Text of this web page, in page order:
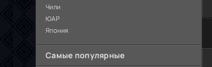
Чили
ЮАР
Япония
Самые популярные